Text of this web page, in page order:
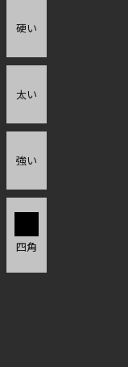
硬い
太い
強い
四角